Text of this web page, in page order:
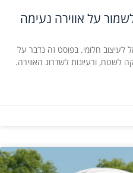
על אווירה נעימה
חלומי. בפוסט זה נדבר על
לשטח, ורעיונות לשדרוג האווירה.